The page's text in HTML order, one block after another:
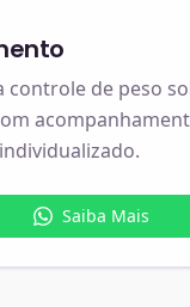
controle de peso
Saiba Mais